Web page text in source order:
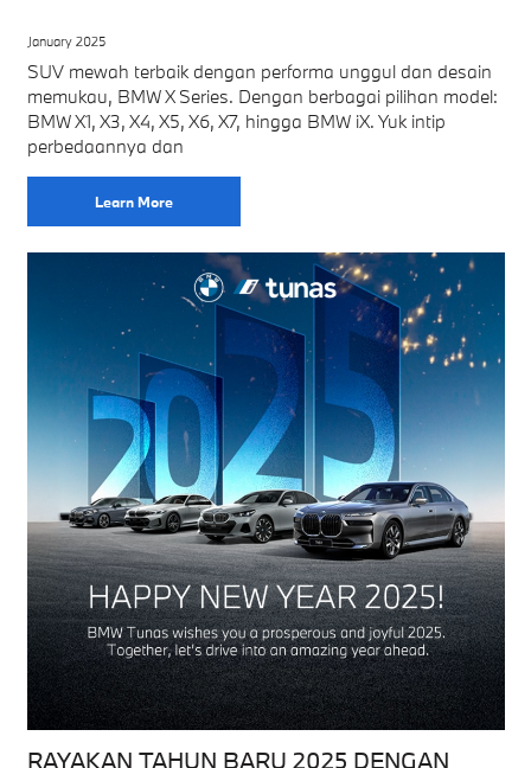
January 2025
SUV mewah terbaik dengan performa unggul dan desain
memukau, BMW X Series. Dengan berbagai pilihan model:
BMW X1, X3, X4, X5, X6, X7, hingga BMW iX. Yuk intip
perbedaannya dan
Learn More
RAYAKAN TAHUN BARU 2025 DENGAN